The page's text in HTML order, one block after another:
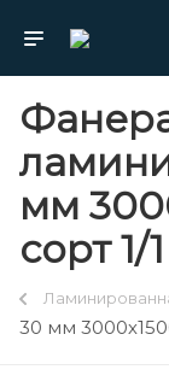
мм
сорт 1/
30 мм